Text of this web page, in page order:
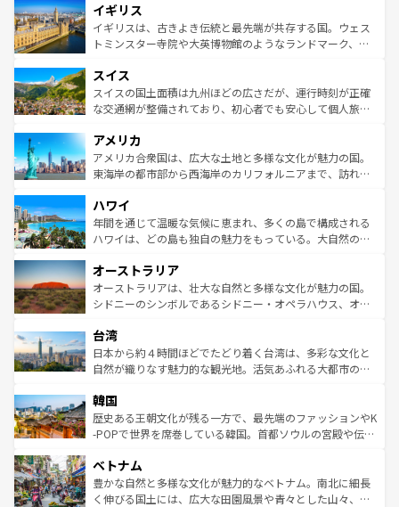
いる。シャンパンの発祥地であるランス、プロヴァンスの
香り高いラベンダー畑など、多彩な楽しみ方が可能だ。さ
らに、パリ以外の地域にも魅力が溢れており、どの街角に
れる地方に足を運ぶとそれぞれで全く異なる文化を体験で
きるだろう。 なお、新着のフランス情報はコンテンツ一覧
を参照してほしい。
顔を持つこの国は、どこを歩いても飽きることがない。ベ
ルリンの文化的活気、バイエルン州のアルプスの絶景、そ
してライン川沿いのワイン畑といった風景は必見。ビール
は、お酒好きな人にはぜひ体験してほしい。 なお、新着の
ドイツ情報はコンテンツ一覧を参照してほしい。
イギリス
イギリスは、古きよき伝統と最先端が共存する国。ウェス
トミンスター寺院や大英博物館のようなランドマーク、歴
リアごとに異なる魅力がある。また、優雅なアフタヌーン
ティー、ビール好きにはたまらない英国パブ、サッカー観
戦など、本場だからこそできる体験も豊富。イギリスを旅
ンツ一覧を参照してほしい。
スイス
スイスの国土面積は九州ほどの広さだが、運行時刻が正確
な交通網が整備されており、初心者でも安心して個人旅行
の建物がそのまま残る町や、スイスならではのユニークな
博物館もあり、アルプス観光だけでなく町歩きも満喫する
ことができる。国民の所得が高いため物価も高いが、旅行
ば市内交通費無料で観光を楽しむこともできる。 なお、新
着のスイス情報はコンテンツ一覧 を参照してほしい。
アメリカ
アメリカ合衆国は、広大な土地と多様な文化が魅力の国。
東海岸の都市部から西海岸のカリフォルニアまで、訪れる
のような巨大都市は、観光、ショッピング、エンターテイ
ンメントが詰まった刺激的なスポットだ。一方、アメリカ
西部には大自然が広がり、グランドキャニオンやイエロー
部のニューオーリンズでは、音楽と美食が融合した独特の
文化が魅力。旅行者はアメリカの各地域で異なる魅力を楽
しみながら、その多様性と豊かな歴史を感じることができ
ならではの贅沢な旅のスタイルだ。 なお、新着のアメリカ
情報はコンテンツ一覧を参照してほしい。
ハワイ
年間を通じて温暖な気候に恵まれ、多くの島で構成される
ハワイは、どの島も独自の魅力をもっている。大自然の神
ワイ島は見逃せない。また、定番の観光地といえばオアフ
島だが、静かな自然を求めるならマウイ島やカウアイ島が
おすすめ。エメラルドグリーンに輝く海をはじめ、豊かな
れるおもてなしの心で訪れる人々を迎えてくれるハワイの
人々、おいしいローカルフードやハワイアンミュージッ
ク、伝統的なフラダンスなど、すべてがハワイの魅力を彩
ワイを、存分に味わってほしい。 なお、新着のハワイ情報
はコンテンツ一覧を参照してほしい。
オーストラリア
オーストラリアは、壮大な自然と多様な文化が魅力の国。
シドニーのシンボルであるシドニー・オペラハウス、オー
リアリーフや大陸中央部にそびえるウルル（エアーズロッ
ク）、タスマニアの美しい原生林やケアンズの熱帯雨林な
ど、見どころがたくさん。また、カフェやワイン、オージ
いる。アクティビティも充実しており、サーフィンやダイ
ビング、ハイキングなど、アウトドア好きにはたまらな
い。オーストラリアの多彩な魅力を存分に味わいつくそ
参照してほしい。
台湾
日本から約４時間ほどでたどり着く台湾は、多彩な文化と
自然が織りなす魅力的な観光地。活気あふれる大都市の台
ン）、静ひつな山岳地帯である台湾東部など、都市の喧騒
と山間の静けさが共存しており、訪れる人に新しい発見と
驚きをもたらしてくれる。また、奥深い台湾の食文化も魅
容にもいいと評判のスイーツなど、バラエティ豊かな料理
が味わえる。 なお、新着の台湾情報は コンテンツ一覧を参
照してほしい。
韓国
歴史ある王朝文化が残る一方で、最先端のファッションやK
-POPで世界を席巻している韓国。首都ソウルの宮殿や伝統
き、地方に足を延ばせば四季折々の自然美を楽しむことが
できる。そして、キムチや焼肉、絶品のストリートフード
まで、さまざまな韓国料理が待っている。夜には、韓国な
ベトナム
豊かな自然と多様な文化が魅力的なベトナム。南北に細長
く伸びる国土には、広大な田園風景や青々とした山々、世